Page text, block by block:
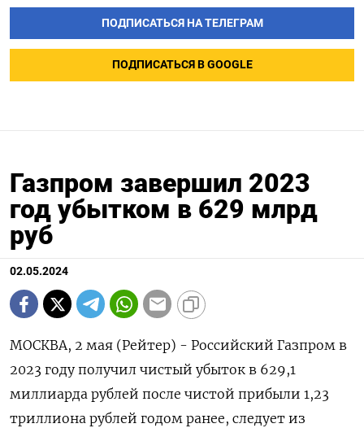
ПОДПИСАТЬСЯ НА ТЕЛЕГРАМ
ПОДПИСАТЬСЯ В GOOGLE
Газпром завершил 2023
год убытком в 629 млрд
руб
02.05.2024
МОСКВА, 2 мая (Рейтер) - Российский Газпром в
2023 году получил чистый убыток в 629,1
миллиарда рублей после чистой прибыли 1,23
триллиона рублей годом ранее, следует из